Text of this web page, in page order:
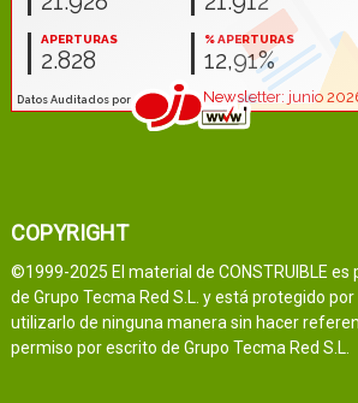
COPYRIGHT
©1999-2025 El material de CONSTRUIBLE es
de Grupo Tecma Red S.L. y está protegido
utilizarlo de ninguna manera sin hacer
permiso por escrito de Grupo Tecma Red S.L.